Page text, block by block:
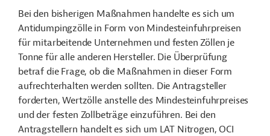
Bei den bisherigen Maßnahmen handelte es sich um
Antidumpingzölle in Form von Mindesteinfuhrpreisen
für mitarbeitende Unternehmen und festen Zöllen je
Tonne für alle anderen Hersteller. Die Überprüfung
betraf die Frage, ob die Maßnahmen in dieser Form
aufrechterhalten werden sollten. Die Antragsteller
forderten, Wertzölle anstelle des Mindesteinfuhrpreises
und der festen Zollbeträge einzuführen. Bei den
Antragstellern handelt es sich um LAT Nitrogen, OCI